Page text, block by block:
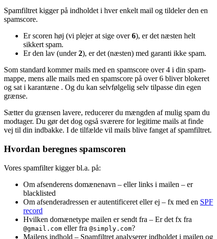
Spamfiltret kigger på indholdet i hver enkelt mail og tildeler den en
spamscore.
Er scoren høj (vi plejer at sige over6), er det næsten helt
sikkert spam.
Er den lav (under2), er det (næsten) med garanti ikke spam.
Som standard kommer mails med en spamscore over 4 i din spam-
mappe, mens alle mails med en spamscore på over 6 bliver blokeret
og sat i karantæne . Og du kan selvfølgelig selv tilpasse din egen
grænse.
Sætter du grænsen lavere, reducerer du mængden af mulig spam du
modtager. Du gør det dog også sværere for legitime mails at finde
vej til din indbakke. I de tilfælde vil mails blive fanget af spamfiltret.
Hvordan beregnes spamscoren
Vores spamfilter kigger bl.a. på:
Om afsenderens domænenavn – eller links i mailen – er
blacklisted
Om afsenderadressen er autentificeret eller ej – fx med en SPF
record
Hvilken domænetype mailen er sendt fra – Er det fx fra
@gmail.com eller fra @simply.com?
Mailens indhold – Spamfiltret analyserer indholdet i mailen og